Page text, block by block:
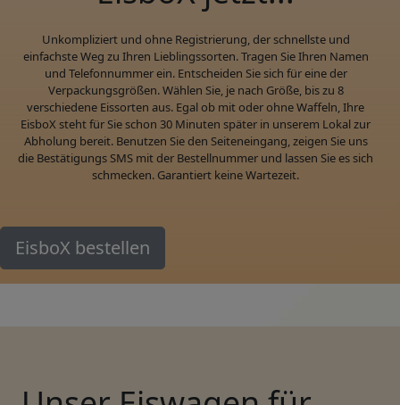
Unkompliziert und ohne Registrierung, der schnellste und
einfachste Weg zu Ihren Lieblingssorten. Tragen Sie Ihren Namen
und Telefonnummer ein. Entscheiden Sie sich für eine der
Verpackungsgrößen. Wählen Sie, je nach Größe, bis zu 8
verschiedene Eissorten aus. Egal ob mit oder ohne Waffeln, Ihre
EisboX steht für Sie schon 30 Minuten später in unserem Lokal zur
Abholung bereit. Benutzen Sie den Seiteneingang, zeigen Sie uns
die Bestätigungs SMS mit der Bestellnummer und lassen Sie es sich
schmecken. Garantiert keine Wartezeit.
EisboX bestellen